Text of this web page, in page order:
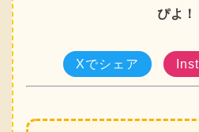
ぴよ！
Xでシェア